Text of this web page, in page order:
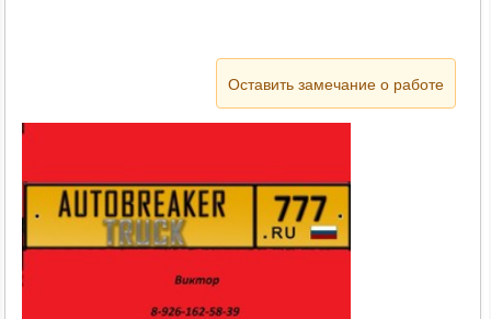
Оставить замечание о работе